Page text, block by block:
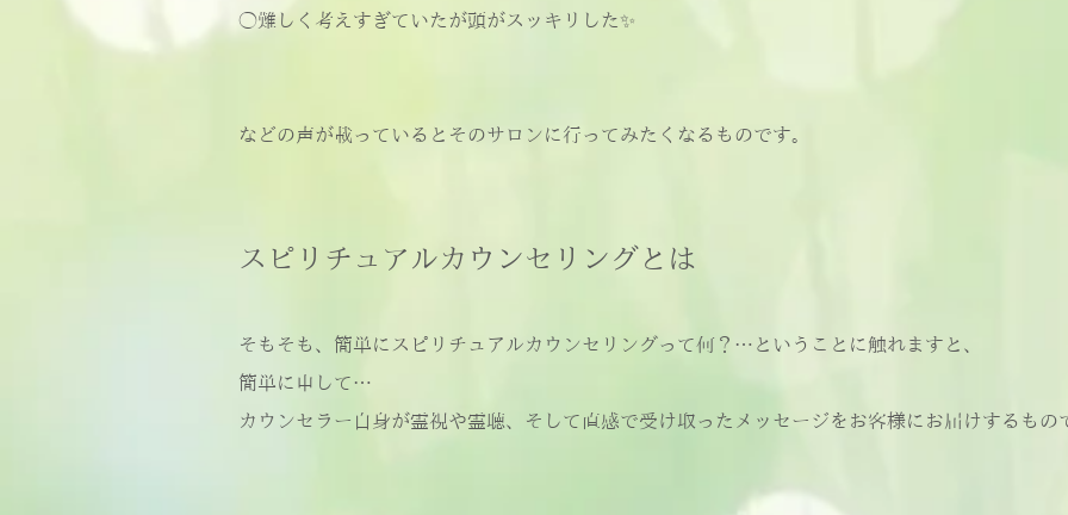
◯難しく考えすぎていたが頭がスッキリした✨
などの声が載っているとそのサロンに行ってみたくなるものです。
スピリチュアルカウンセリングとは​
そもそも、簡単にスピリチュアルカウンセリングって何？…ということに触れますと、
簡単に申して…
カウンセラー自身が霊視や霊聴、そして直感で受け取ったメッセージをお客様にお届けするもの